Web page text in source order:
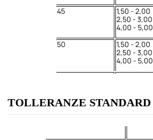
45
1,50 - 2,00
2,50 - 3,00
4,00 - 5,00
50
1,50 - 2,00
2,50 - 3,00
4,00 - 5,00
TOLLERANZE STANDARD